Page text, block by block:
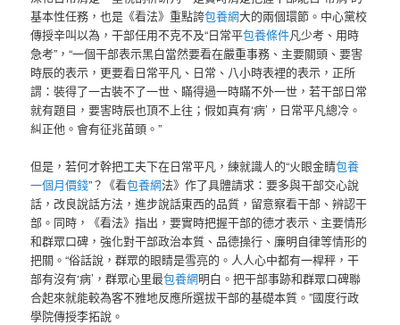
基本性任務，也是《看法》重點誇包養網大的兩個環節。中心黨校
傳授辛叫以為，干部任用不克不及“日常平包養條件凡少考、用時
急考”，“一個干部表示黑白當然要看在嚴重事務、主要關頭、要害
時辰的表示，更要看日常平凡、日常、八小時表裡的表示，正所
謂：裝得了一古裝不了一世、瞞得過一時瞞不外一世，若干部日常
就有題目，要害時辰也頂不上往；假如真有‘病’，日常平凡總冷。
糾正他。會有征兆苗頭。”
但是，若何才幹把工夫下在日常平凡，練就識人的“火眼金睛包養
一個月價錢”？《看包養網法》作了具體請求：要多與干部交心說
話，改良說話方法，進步說話東西的品質，留意察看干部、辨認干
部。同時，《看法》指出，要實時把握干部的德才表示、主要情形
和群眾口碑，強化對干部政治本質、品德操行、廉明自律等情形的
把關。“俗話說，群眾的眼睛是雪亮的。人人心中都有一桿秤，干
部有沒有‘病’，群眾心里最包養網明白。把干部事跡和群眾口碑聯
合起來就能較為客不雅地反應所選拔干部的基礎本質。”國度行政
學院傳授李拓說。